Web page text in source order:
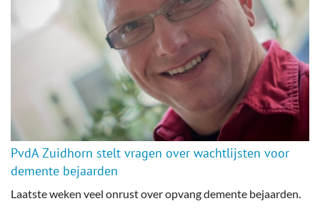
PvdA Zuidhorn stelt vragen over wachtlijsten voor
demente bejaarden
Laatste weken veel onrust over opvang demente bejaarden.